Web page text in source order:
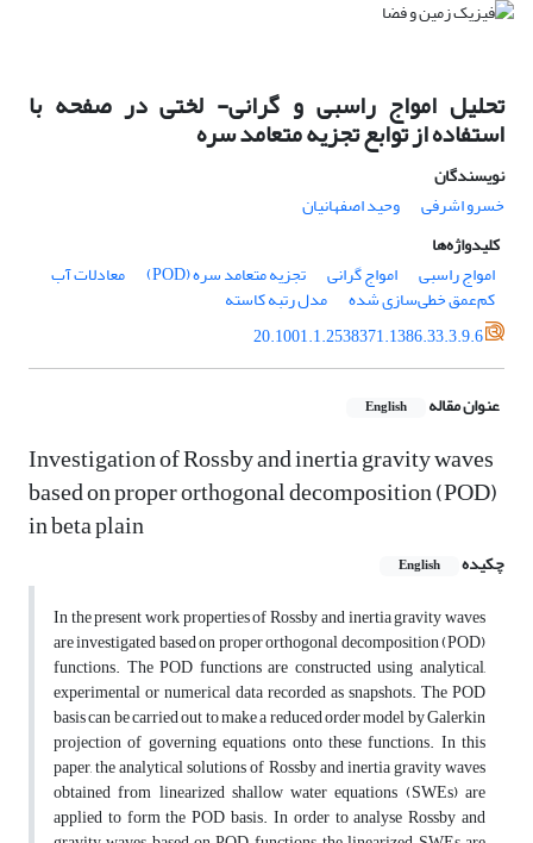
تحلیل امواج راسبی و گرانی- لختی در صفحه با
استفاده از توابع تجزیه متعامد سره
نویسندگان
خسرو اشرفی
وحید اصفهانیان
کلیدواژه‌ها
امواج راسبی
امواج گرانی تجزیه متعامد سره (POD) معادلات آب
کم‌عمق خطی‌سازی ‌شده
مدل رتبه‌ کاسته
20.1001.1.2538371.1386.33.3.9.6
عنوان مقاله English
Investigation of Rossby and inertia gravity waves
based on proper orthogonal decomposition (POD)
in beta plain
چکیده English
In the present work properties of Rossby and inertia gravity waves
are investigated based on proper orthogonal decomposition (POD)
functions. The POD functions are constructed using analytical,
experimental or numerical data recorded as snapshots. The POD
basis can be carried out to make a reduced order model by Galerkin
projection of governing equations onto these functions. In this
paper, the analytical solutions of Rossby and inertia gravity waves
obtained from linearized shallow water equations (SWEs) are
applied to form the POD basis. In order to analyse Rossby and